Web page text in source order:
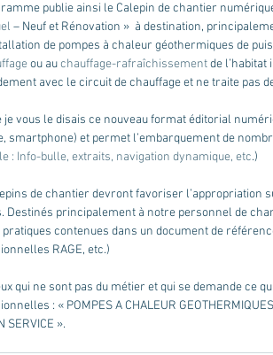
publie ainsi le Calepin de chantier
– Neuf et Rénovation »  à destination,
de pompes à chaleur géothermiques de
ou au chauffage-rafraîchissement de l’habitat
avec le circuit de chauffage et ne traite pas
je vous le disais ce nouveau format éditorial
smartphone) et permet l’embarquement de
: Info-bulle, extraits, navigation dynamique, etc.)
de chantier devront favoriser l’appropriation
Destinés principalement à notre personnel de
pratiques contenues dans un document de
RAGE, etc.)
qui ne sont pas du métier et qui se demande ce
: « POMPES A CHALEUR GEOTHERMIQUES
SERVICE ».